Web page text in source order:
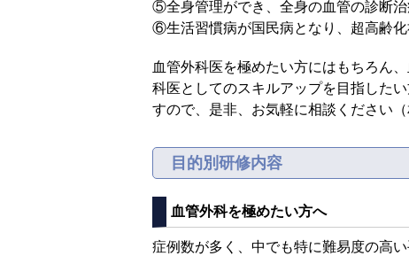
⑤全身管理ができ、全身の血管の診断治
⑥生活習慣病が国民病となり、超高齢化
血管外科医を極めたい方にはもちろん
科医としてのスキルアップを目指した
すので、是非、お気軽に相談ください
目的別研修内容
血管外科を極めたい方へ
症例数が多く、中でも特に難易度の高